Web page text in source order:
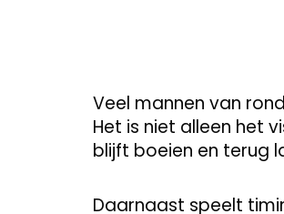
Veel mannen van
Het is niet alleen het
blijft boeien en terug
Daarnaast speelt